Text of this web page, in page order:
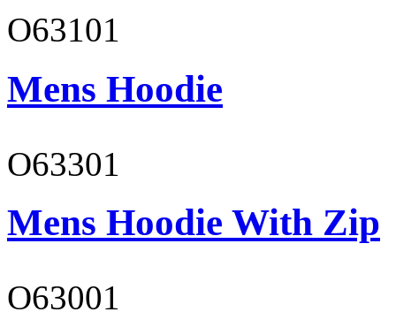
O63101
Mens Hoodie
O63301
Mens Hoodie With Zip
O63001